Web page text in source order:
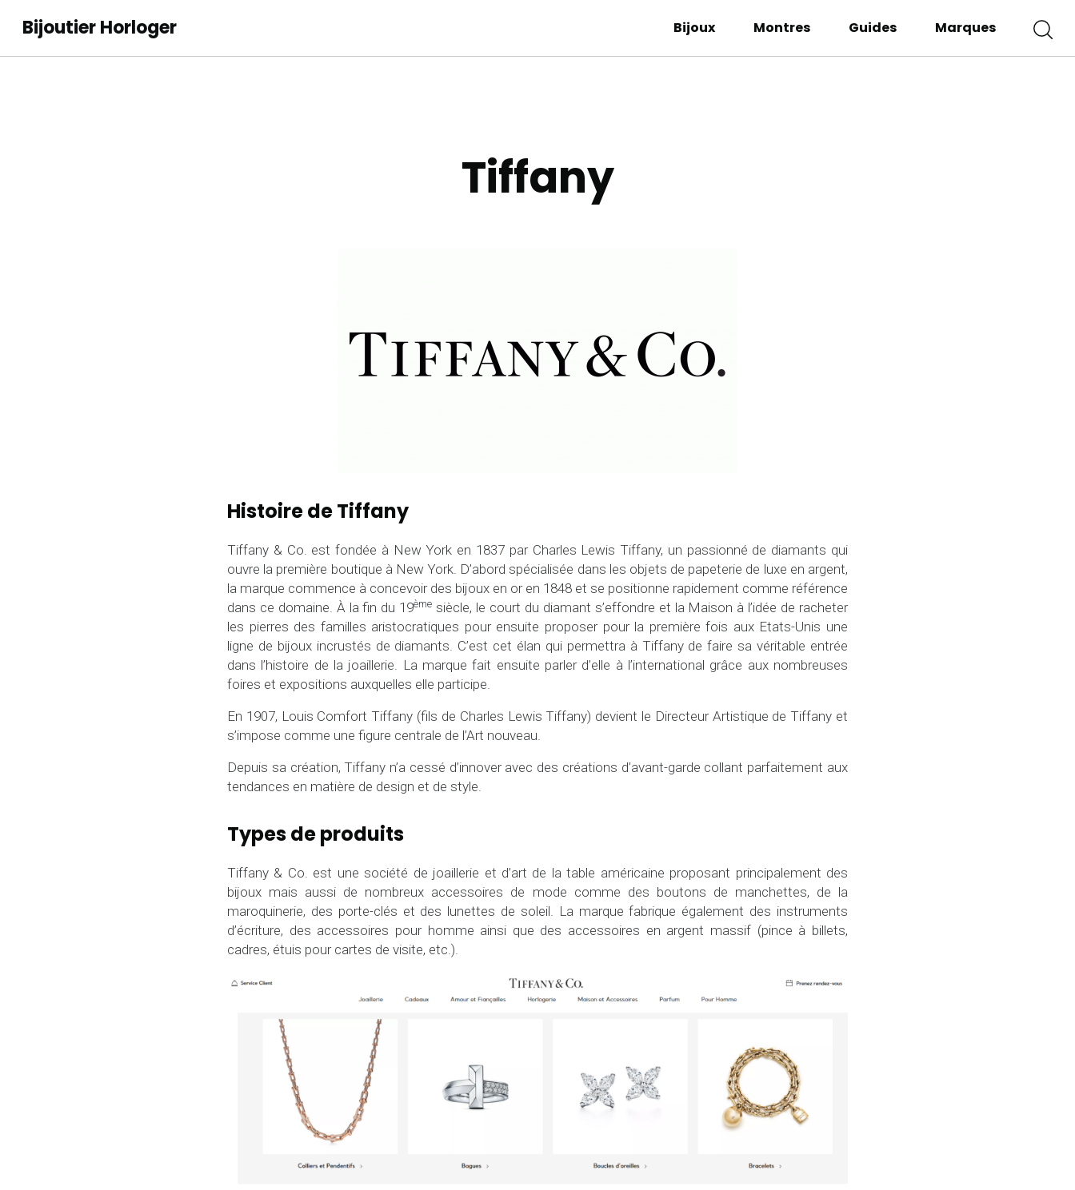
Bijoutier Horloger Bijoux Montres Guides Marques
Tiffany
Histoire de Tiffany
Tiffany & Co. est fondée à New York en 1837 par Charles Lewis Tiffany, un passionné de diamants qui
ouvre la première boutique à New York. D’abord spécialisée dans les objets de papeterie de luxe en argent,
la marque commence à concevoir des bijoux en or en 1848 et se positionne rapidement comme référence
dans ce domaine. À la fin du 19ème siècle, le court du diamant s’effondre et la Maison à l’idée de racheter
les pierres des familles aristocratiques pour ensuite proposer pour la première fois aux Etats-Unis une
ligne de bijoux incrustés de diamants. C’est cet élan qui permettra à Tiffany de faire sa véritable entrée
dans l’histoire de la joaillerie. La marque fait ensuite parler d’elle à l’international grâce aux nombreuses
foires et expositions auxquelles elle participe.
En 1907, Louis Comfort Tiffany (fils de Charles Lewis Tiffany) devient le Directeur Artistique de Tiffany et
s’impose comme une figure centrale de l’Art nouveau.
Depuis sa création, Tiffany n’a cessé d’innover avec des créations d’avant-garde collant parfaitement aux
tendances en matière de design et de style.
Types de produits
Tiffany & Co. est une société de joaillerie et d’art de la table américaine proposant principalement des
bijoux mais aussi de nombreux accessoires de mode comme des boutons de manchettes, de la
maroquinerie, des porte-clés et des lunettes de soleil. La marque fabrique également des instruments
d’écriture, des accessoires pour homme ainsi que des accessoires en argent massif (pince à billets,
cadres, étuis pour cartes de visite, etc.).